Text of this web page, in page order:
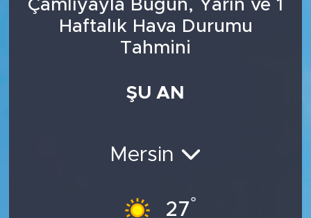
Çamlıyayla Bugün, Yarın ve 1
Haftalık Hava Durumu
Tahmini
ŞU AN
Mersin
27°